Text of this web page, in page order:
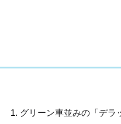
グリーン車並みの「デラ